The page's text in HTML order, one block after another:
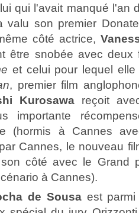
qui l'avait manqué l'an
valu son premier
côté actrice,
être snobée avec
et celui pour lequel
, premier film
Kurosawa reçoit
importante
(hormis à Cannes
Cannes, le nouveau
côté avec le Grand
à Cannes).
de Sousaest parmi